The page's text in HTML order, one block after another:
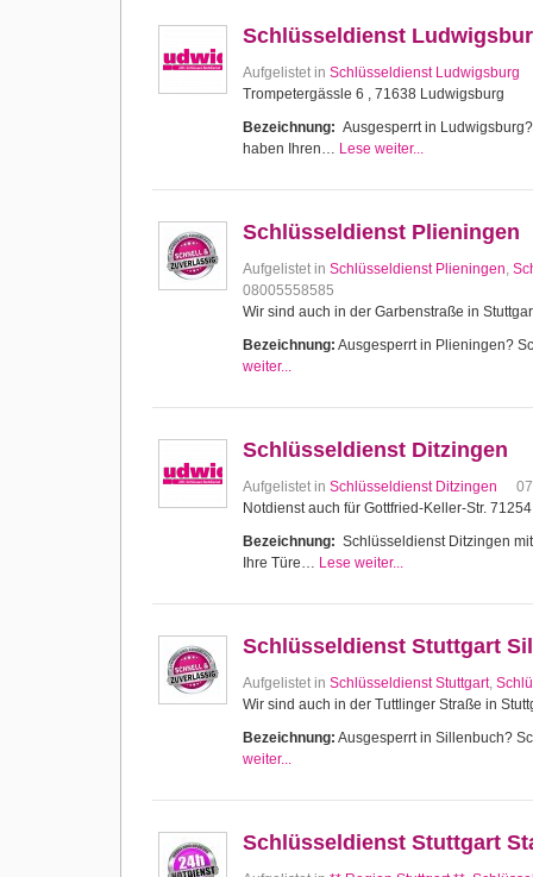
Schlüsseldienst
Aufgelistet in Schlüsseldienst Ludwigsburg
Trompetergässle 6 , 71638 Ludwigsburg
Bezeichnung: Ausgesperrt in
haben Ihren… Lese weiter...
Schlüsseldienst Plieningen
Aufgelistet in Schlüsseldienst Plieningen,
08005558585
Wir sind auch in der Garbenstraße in
Bezeichnung: Ausgesperrt in Plieningen?
weiter...
Schlüsseldienst Ditzingen
Aufgelistet in Schlüsseldienst Ditzingen
Notdienst auch für Gottfried-Keller-Str.
Bezeichnung: Schlüsseldienst Ditzingen
Ihre Türe… Lese weiter...
Schlüsseldienst Stuttgart
Aufgelistet in Schlüsseldienst Stuttgart,
Wir sind auch in der Tuttlinger Straße in
Bezeichnung: Ausgesperrt in Sillenbuch?
weiter...
Schlüsseldienst Stuttgart